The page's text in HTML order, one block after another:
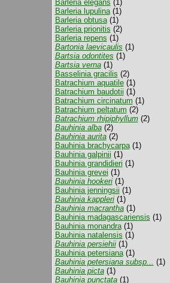
Barleria elegans (1)
Barleria lupulina(1)
Barleria obtusa(1)
Barleria prionitis (2)
Barleria repens (1)
Bartonia laevicaulis (1)
Bartsia odontites (1)
Bartsia verna(1)
Basselinia gracilis (2)
Batrachium aquatile(1)
Batrachium baudotii (1)
Batrachium circinatum (1)
Batrachium peltatum (2)
Batrachium rhipiphyllum(2)
Bauhinia alba(2)
Bauhinia aurita(2)
Bauhinia brachycarpa(1)
Bauhinia galpinii (1)
Bauhinia grandidieri (1)
Bauhinia grevei (1)
Bauhinia hookeri(1)
Bauhinia jenningsii (1)
Bauhinia kappleri(1)
Bauhinia macrantha(1)
Bauhinia madagascariensis (1)
Bauhinia monandra(1)
Bauhinia natalensis (1)
Bauhinia persiehii(1)
Bauhinia petersiana(1)
Bauhinia petersiana subsp... (1)
Bauhinia picta(1)
Bauhinia punctata(1)